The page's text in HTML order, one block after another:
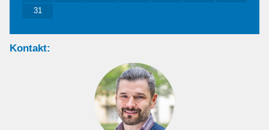
31
Kontakt: